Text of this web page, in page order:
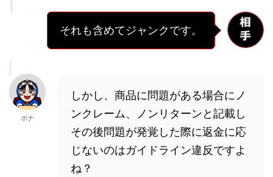
それも含めてジャンクです。
ボナ
しかし、商品に問題がある場合にノ
ンクレーム、ノンリターンと記載し
その後問題が発覚した際に返金に応
じないのはガイドライン違反ですよ
ね？